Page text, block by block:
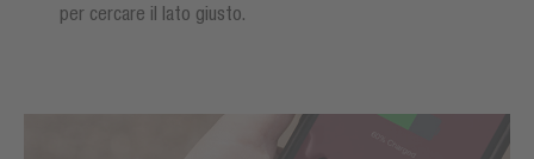
per cercare il lato giusto.